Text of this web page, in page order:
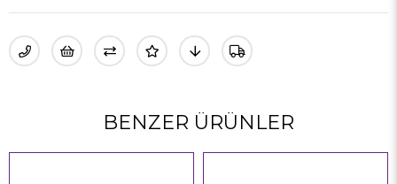
BENZER ÜRÜNLER